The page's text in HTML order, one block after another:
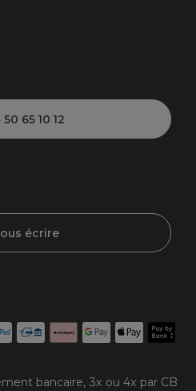
65 10 12
écrire
bancaire, 3x ou 4x par CB